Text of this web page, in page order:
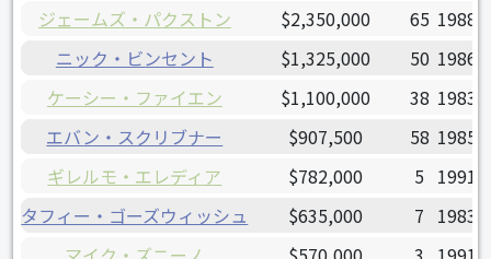
ジェームズ・パクストン
$2,350,000 65 1988/
ニック・ビンセント
$1,325,000 50 1986/
ケーシー・ファイエン
$1,100,000 38 1983/
エバン・スクリブナー
$907,500 58 1985/
ギレルモ・エレディア
$782,000 5 1991/
タフィー・ゴーズウィッシュ
$635,000 7 1983/